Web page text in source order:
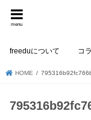
menu
freeduについて コ
HOME